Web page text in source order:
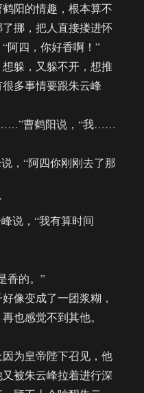
阳的情趣，根本算不
挪，把人直接搂进怀
阿四，你好香啊！”
躲，又躲不开，想推
多事情要跟朱云峰
曹鹤阳说，“我……
，“阿四你刚刚去了那
说，“我有算时间
香的。”
像变成了一团浆糊，
也感觉不到其他。
为皇帝陛下召见，他
被朱云峰拉着进行深